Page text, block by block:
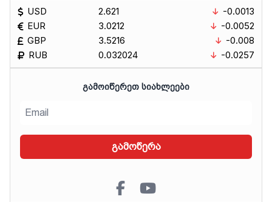
USD
EUR
GBP
RUB
2.621
3.0212
3.5216
0.032024
-0.0013
-0.0052
-0.008
-0.0257
ᲒᲐᲛᲝᲘᲬᲔᲠᲔᲗ ᲡᲘᲐᲮᲚᲔᲔᲑᲘ
გამოწერა